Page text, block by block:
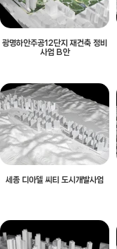
광명하안주공12단지 재건축 정비
사업 B안
세종 디아델 씨티 도시개발사업